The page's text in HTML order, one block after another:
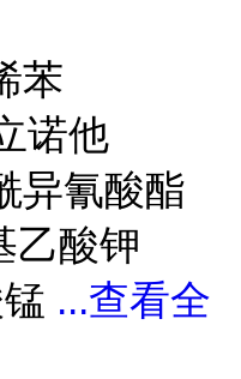
苯
诺他
异氰酸酯
乙酸钾
...查看全